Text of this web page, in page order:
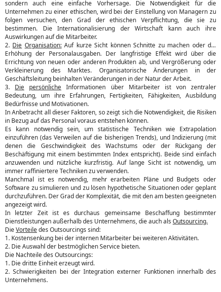
sondern auch eine einfache Vorhersage. Die Notwendigkeit für die
Unternehmen zu einer ethischen, wird bei der Einstellung von Managern zu
folgen versuchen, den Grad der ethischen Verpflichtung, die sie zu
bestimmen. Die Internationalisierung der Wirtschaft kann auch ihre
Auswirkungen auf die Mitarbeiter.
2. Die Organisation:Auf kurze Sicht können Schnitte zu machen oder die
Erhöhung der Personalausgaben. Der langfristige Effekt wird über die
Errichtung von neuen oder anderen Produkten ab, und Vergrößerung oder
Verkleinerung des Marktes. Organisatorische Änderungen in der
Geschäftsleitung beinhalten Veränderungen in der Natur der Arbeit.
3.
Die persönliche Informationen über Mitarbeiter ist von zentraler
Bedeutung, um ihre Erfahrungen, Fertigkeiten, Fähigkeiten, Ausbildung
Bedürfnisse und Motivationen.
In Anbetracht all dieser Faktoren, so zeigt sich die Notwendigkeit, die Risiken
in Bezug auf das Personal voraus entstehen können.
Es kann notwendig sein, um statistische Techniken wie Extrapolation
einzuführen (das Verweilen auf die bisherigen Trends), und Indizierung (mit
denen die Geschwindigkeit des Wachstums oder der Rückgang der
Beschäftigung mit einem bestimmten Index entspricht). Beide sind einfach
anzuwenden und nützliche kurzfristig. Auf lange Sicht ist notwendig, um
immer raffiniertere Techniken zu verwenden.
Manchmal ist es notwendig, mehr erarbeiten Pläne und Budgets oder
Software zu simulieren und zu lösen hypothetische Situationen oder geplant
durchzuführen. Der Grad der Komplexität, die mit den am besten geeigneten
angezeigt wird.
In letzter Zeit ist es durchaus gemeinsame Beschaffung bestimmter
Dienstleistungen außerhalb des Unternehmens, die auch als Outsourcing.
DieVorteiledes Outsourcings sind:
1. Kostensenkung bei der internen Mitarbeiter bei weiteren Aktivitäten.
2. Die Auswahl der bestmöglichen Service bieten.
Die Nachteile des Outsourcings:
1. Die dritte Einheit erzeugt wird.
2. Schwierigkeiten bei der Integration externer Funktionen innerhalb des
Unternehmens.